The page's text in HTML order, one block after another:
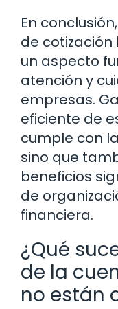
En
de cotización
un aspecto
atención y
empresas.
eficiente de
cumple con
sino que
beneficios
de
financiera.
¿Qué
de la
no están